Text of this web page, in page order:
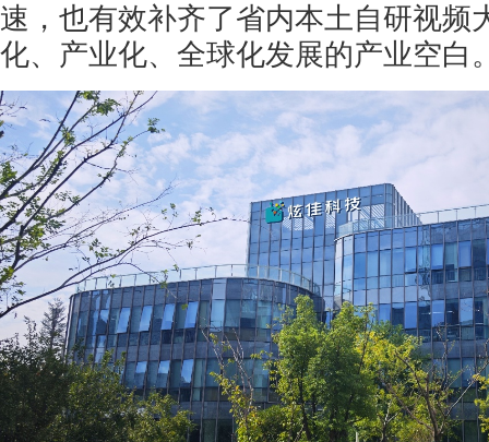
速，也有效补齐了省内本土自研视频
化、产业化、全球化发展的产业空白